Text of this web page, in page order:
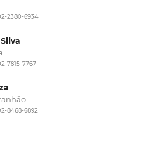
2380-6934
7815-7767
8468-6892